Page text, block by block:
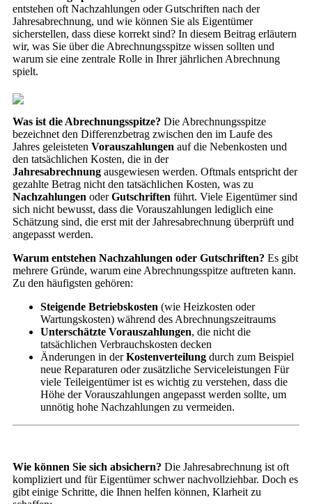
entstehen oft Nachzahlungen oder Gutschriften nach der
Jahresabrechnung, und wie können Sie als Eigentümer
sicherstellen, dass diese korrekt sind? In diesem Beitrag erläutern
wir, was Sie über die Abrechnungsspitze wissen sollten und
warum sie eine zentrale Rolle in Ihrer jährlichen Abrechnung
spielt.
Was ist die Abrechnungsspitze? Die Abrechnungsspitze
bezeichnet den Differenzbetrag zwischen den im Laufe des
Jahres geleisteten Vorauszahlungen auf die Nebenkosten und
den tatsächlichen Kosten, die in der
Jahresabrechnung ausgewiesen werden. Oftmals entspricht der
gezahlte Betrag nicht den tatsächlichen Kosten, was zu
Nachzahlungen oderGutschriften führt. Viele Eigentümer sind
sich nicht bewusst, dass die Vorauszahlungen lediglich eine
Schätzung sind, die erst mit der Jahresabrechnung überprüft und
angepasst werden.
Warum entstehen Nachzahlungen oder Gutschriften? Es gibt
mehrere Gründe, warum eine Abrechnungsspitze auftreten kann.
Zu den häufigsten gehören:
Steigende Betriebskosten (wie Heizkosten oder
Wartungskosten) während des Abrechnungszeitraums
Unterschätzte Vorauszahlungen, die nicht die
tatsächlichen Verbrauchskosten decken
Änderungen in derKostenverteilung durch zum Beispiel
neue Reparaturen oder zusätzliche Serviceleistungen Für
viele Teileigentümer ist es wichtig zu verstehen, dass die
Höhe der Vorauszahlungen angepasst werden sollte, um
unnötig hohe Nachzahlungen zu vermeiden.
Wie können Sie sich absichern? Die Jahresabrechnung ist oft
kompliziert und für Eigentümer schwer nachvollziehbar. Doch es
gibt einige Schritte, die Ihnen helfen können, Klarheit zu